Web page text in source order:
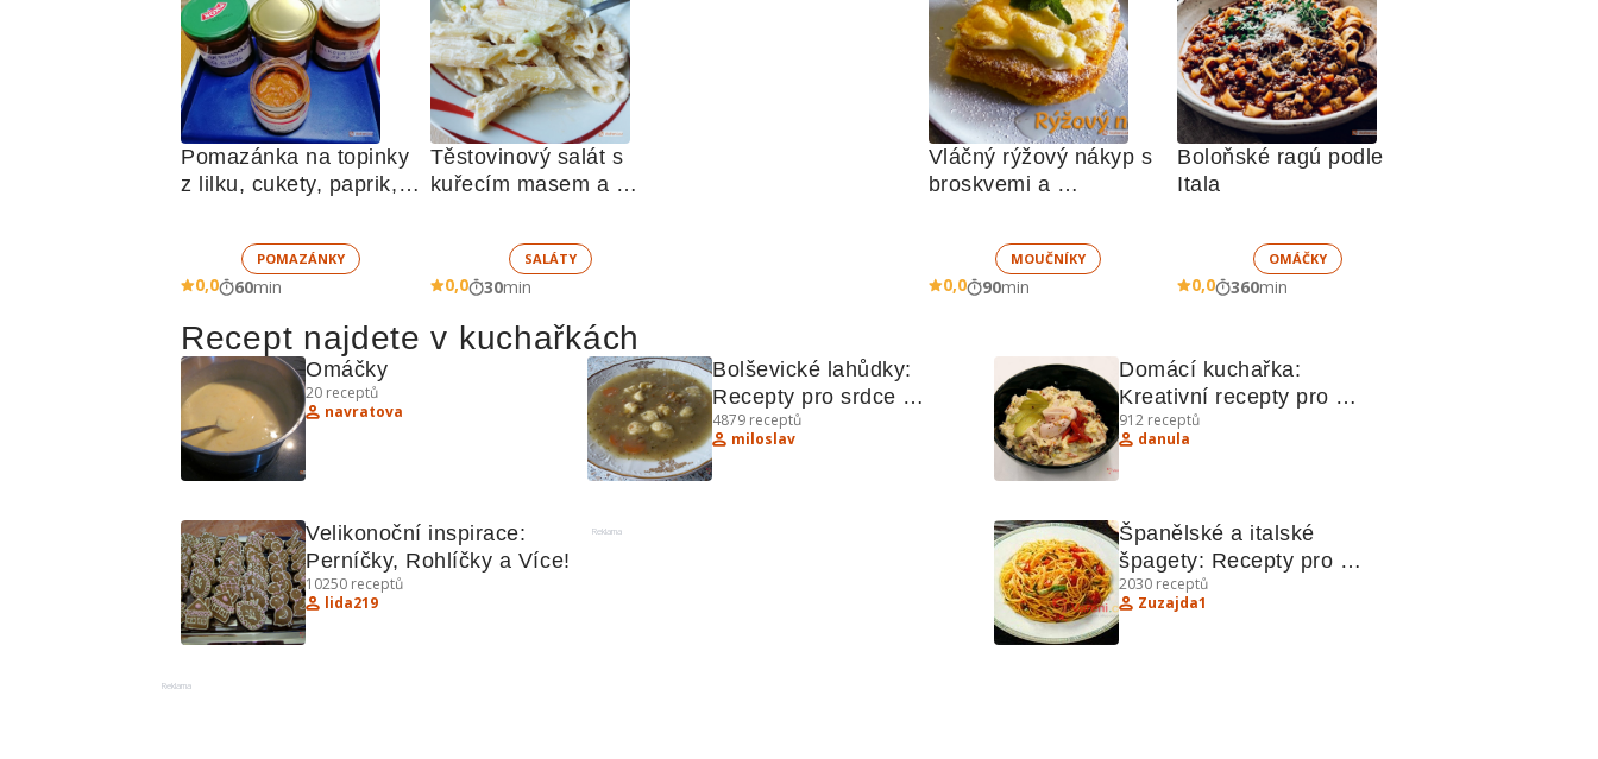
Pomazánka na topinky
z lilku, cukety, paprik,
žampionů
POMAZÁNKY
0,0 60min
Těstovinový salát s
kuřecím masem a
SALÁTY
0,0 30min
Vláčný rýžový nákyp s
broskvemi a
MOUČNÍKY
0,0 90min
Boloňské ragú podle
Itala
OMÁČKY
0,0 360min
Recept najdete v kuchařkách
20 receptů
navratova
Bolševické lahůdky:
Recepty pro srdce
východoevropské kuchyně
4879 receptů
miloslav
Domácí kuchařka:
Kreativní recepty pro
chleba, saláty a sladkosti
912 receptů
danula
Velikonoční inspirace:
Perníčky, Rohlíčky a Více!
10250 receptů
lida219
Reklama
Španělské a italské
špagety: Recepty pro
milovníky těstovin
2030 receptů
Zuzajda1
Reklama